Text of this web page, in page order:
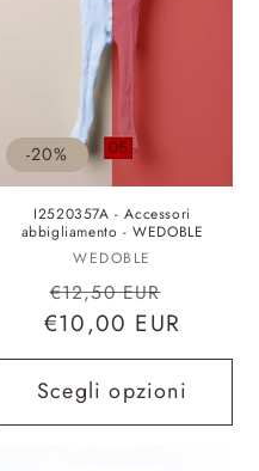
-20%
I2520357A - Accessori
abbigliamento - WEDOBLE
Fornitore:
WEDOBLE
Prezzo
di
listino
€12,50 EUR
€10,00 EUR
Scegli opzioni